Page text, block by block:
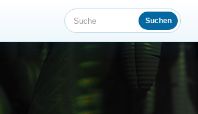
Suche Suchen